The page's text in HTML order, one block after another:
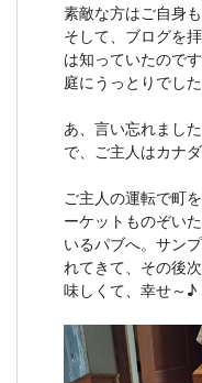
素敵な方はご自身も
そして、ブログを
は知っていたので
庭にうっとりでした
あ、言い忘れまし
で、ご主人はカナダ
ご主人の運転で町
ーケットものぞい
いるパブへ。サン
れてきて、その後
味しくて、幸せ～♪